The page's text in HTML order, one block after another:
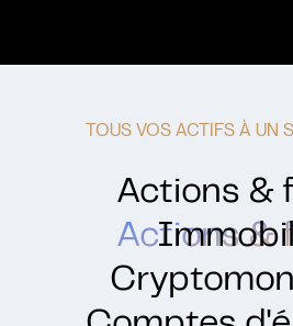
TOUS VOS ACTIFS À UN
Actions &
Actions &